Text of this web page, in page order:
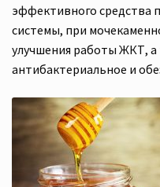
эффективного средства
системы, при
улучшения работы ЖКТ,
антибактериальное и